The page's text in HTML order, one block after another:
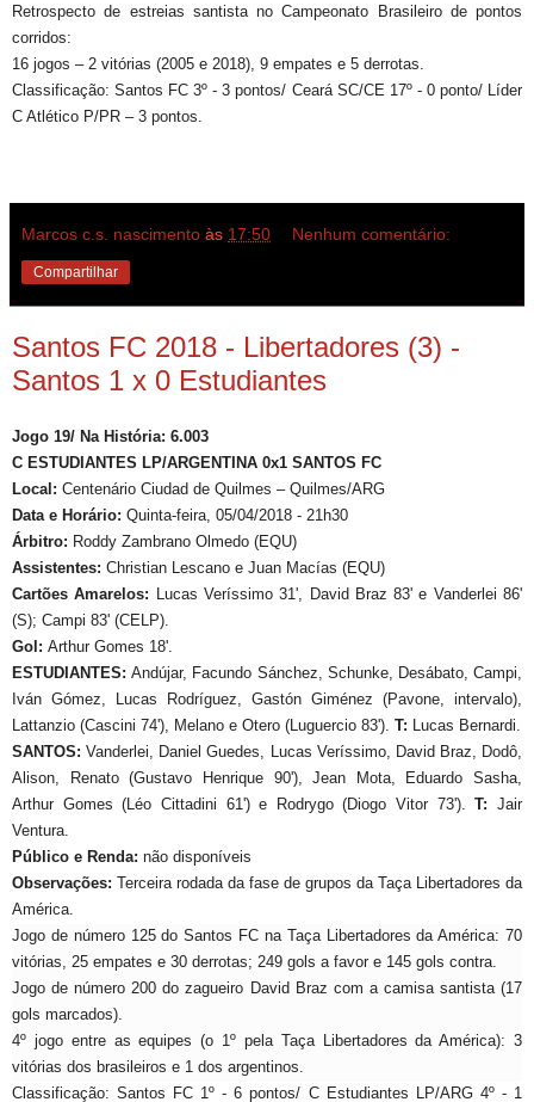
Retrospecto de estreias santista no Campeonato Brasileiro de pontos
corridos:
16 jogos – 2 vitórias (2005 e 2018), 9 empates e 5 derrotas.
Classificação: Santos FC 3º - 3 pontos/ Ceará SC/CE 17º - 0 ponto/ Líder
C Atlético P/PR – 3 pontos.
Marcos c.s. nascimento às 17:50 Nenhum comentário:
Compartilhar
Santos FC 2018 - Libertadores (3) -
Santos 1 x 0 Estudiantes
Jogo 19/ Na História: 6.003
C ESTUDIANTES LP/ARGENTINA 0x1 SANTOS FC
Local: Centenário Ciudad de Quilmes – Quilmes/ARG
Data e Horário: Quinta-feira, 05/04/2018 - 21h30
Árbitro: Roddy Zambrano Olmedo (EQU)
Assistentes: Christian Lescano e Juan Macías (EQU)
Cartões Amarelos: Lucas Veríssimo 31', David Braz 83' e Vanderlei 86'
(S); Campi 83' (CELP).
Gol: Arthur Gomes 18'.
ESTUDIANTES: Andújar, Facundo Sánchez, Schunke, Desábato, Campi,
Iván Gómez, Lucas Rodríguez, Gastón Giménez (Pavone, intervalo),
Lattanzio (Cascini 74'), Melano e Otero (Luguercio 83'). T: Lucas Bernardi.
SANTOS: Vanderlei, Daniel Guedes, Lucas Veríssimo, David Braz, Dodô,
Alison, Renato (Gustavo Henrique 90'), Jean Mota, Eduardo Sasha,
Arthur Gomes (Léo Cittadini 61') e Rodrygo (Diogo Vitor 73').T: Jair
Ventura.
Público e Renda: não disponíveis
Observações: Terceira rodada da fase de grupos da Taça Libertadores da
América.
Jogo de número 125 do Santos FC na Taça Libertadores da América: 70
vitórias, 25 empates e 30 derrotas; 249 gols a favor e 145 gols contra.
Jogo de número 200 do zagueiro David Braz com a camisa santista (17
gols marcados).
4º jogo entre as equipes (o 1º pela Taça Libertadores da América): 3
vitórias dos brasileiros e 1 dos argentinos.
Classificação: Santos FC 1º - 6 pontos/ C Estudiantes LP/ARG 4º - 1